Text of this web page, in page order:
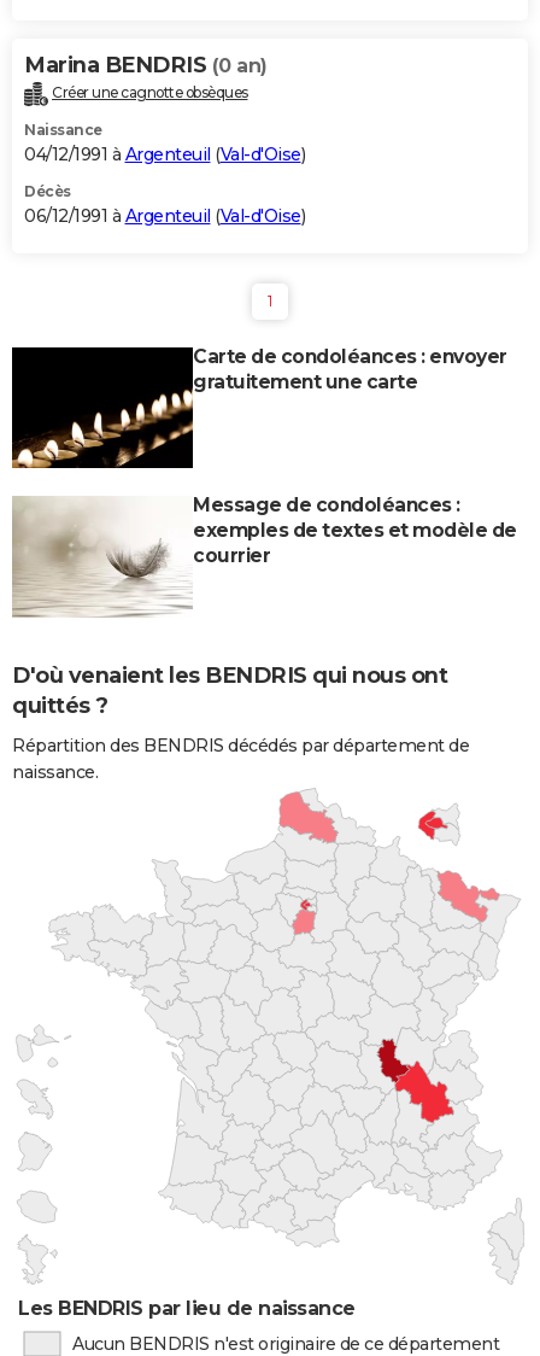
Marina BENDRIS (0 an)
Créer une cagnotte obsèques
Naissance
04/12/1991 à Argenteuil (Val-d'Oise)
Décès
06/12/1991 à Argenteuil (Val-d'Oise)
1
Carte de condoléances : envoyer
gratuitement une carte
Message de condoléances :
exemples de textes et modèle de
courrier
D'où venaient les BENDRIS qui nous ont
quittés ?
Répartition des BENDRIS décédés par département de
naissance.
Les BENDRIS par lieu de naissance
Aucun BENDRIS n'est originaire de ce département